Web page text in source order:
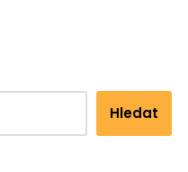
Hledat